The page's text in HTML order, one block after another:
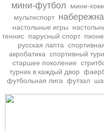
мини-футбол
мини-
мультиспорт
настольные игры
теннис парусный спорт
русская лапта
акробатика спортивный
старшее поколение
турник в каждый двор
футбольная лига футзал